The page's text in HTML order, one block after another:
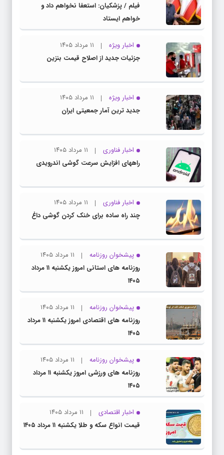
فیلم / پزشکیان: استعفا نخواهم داد و
خواهم ایستاد
اخبار ویژه
۱۱ مرداد ۱۴۰۵
جزئیات جدید از اصلاح قیمت بنزین
اخبار ویژه
۱۱ مرداد ۱۴۰۵
جدید ترین آمار جمعیتی ایران
اخبار فناوری
۱۱ مرداد ۱۴۰۵
راههای افزایش سرعت گوشی اندرویدی
اخبار فناوری
۱۱ مرداد ۱۴۰۵
چند راه‌ ساده برای خنک کردن گوشی داغ
پیشخوان روزنامه
۱۱ مرداد ۱۴۰۵
روزنامه های استانی امروز یکشنبه ۱۱ مرداد
۱۴۰۵
پیشخوان روزنامه
۱۱ مرداد ۱۴۰۵
روزنامه های اقتصادی امروز یکشنبه ۱۱ مرداد
۱۴۰۵
پیشخوان روزنامه
۱۱ مرداد ۱۴۰۵
روزنامه های ورزشی امروز یکشنبه ۱۱ مرداد
۱۴۰۵
اخبار اقتصادی
۱۱ مرداد ۱۴۰۵
قیمت انواع سکه و طلا یکشنبه ۱۱ مرداد ۱۴۰۵